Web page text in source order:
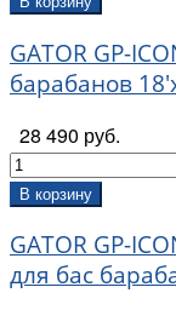
GATOR GP-
барабанов
28 490 руб.
В корзину
GATOR GP-
для бас